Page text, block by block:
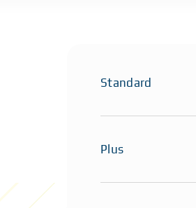
Standard
Plus